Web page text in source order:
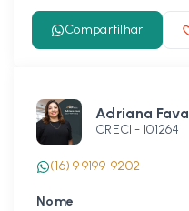
Compartilhar
Adriana Fava
CRECI - 101264
(16) 9 9199-9202
Nome